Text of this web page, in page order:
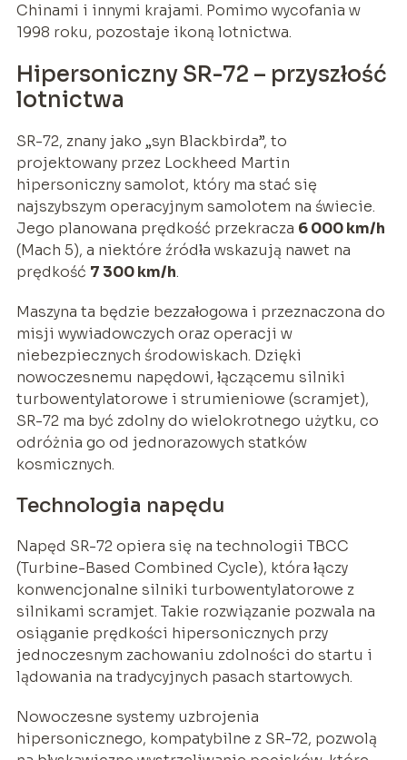
Chinami i innymi krajami. Pomimo wycofania w
1998 roku, pozostaje ikoną lotnictwa.
Hipersoniczny SR-72 – przyszłość
lotnictwa
SR-72, znany jako „syn Blackbirda”, to
projektowany przez Lockheed Martin
hipersoniczny samolot, który ma stać się
najszybszym operacyjnym samolotem na świecie.
Jego planowana prędkość przekracza 6 000 km/h
(Mach 5), a niektóre źródła wskazują nawet na
prędkość 7 300 km/h.
Maszyna ta będzie bezzałogowa i przeznaczona do
misji wywiadowczych oraz operacji w
niebezpiecznych środowiskach. Dzięki
nowoczesnemu napędowi, łączącemu silniki
turbowentylatorowe i strumieniowe (scramjet),
SR-72 ma być zdolny do wielokrotnego użytku, co
odróżnia go od jednorazowych statków
kosmicznych.
Technologia napędu
Napęd SR-72 opiera się na technologii TBCC
(Turbine-Based Combined Cycle), która łączy
konwencjonalne silniki turbowentylatorowe z
silnikami scramjet. Takie rozwiązanie pozwala na
osiąganie prędkości hipersonicznych przy
jednoczesnym zachowaniu zdolności do startu i
lądowania na tradycyjnych pasach startowych.
Nowoczesne systemy uzbrojenia
hipersonicznego, kompatybilne z SR-72, pozwolą